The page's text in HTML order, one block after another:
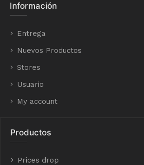
Información
Entrega
Nuevos Productos
Stores
Usuario
My account
Productos
Prices drop